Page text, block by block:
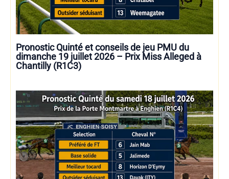
Pronostic Quinté et conseils de jeu PMU du
dimanche 19 juillet 2026 – Prix Miss Alleged à
Chantilly (R1C3)